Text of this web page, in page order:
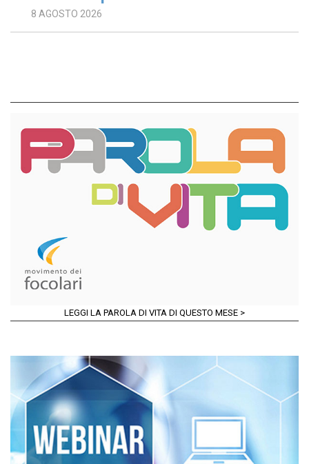
8 AGOSTO 2026
LEGGI LA PAROLA DI VITA DI QUESTO MESE >